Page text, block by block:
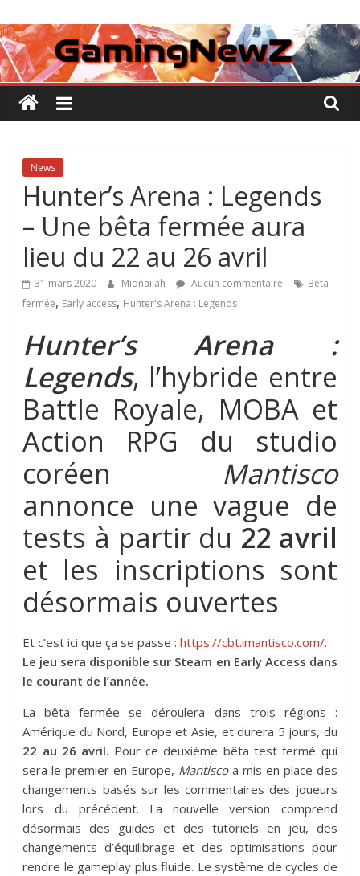
au
contenu
GamingNewZ
Tests
et
Actu
des
vidéo
News
Hunter’s Arena : Legends
– Une bêta fermée aura
lieu du 22 au 26 avril
31 mars 2020 Midnailah Aucun commentaire
Beta
fermée, Early access, Hunter's Arena : Legends
Hunter’s Arena :
Legends, l’hybride entre
Battle Royale, MOBA et
Action RPG du studio
coréen Mantisco
annonce une vague de
tests à partir du 22 avril
et les inscriptions sont
désormais ouvertes
Et c’est ici que ça se passe :https://cbt.imantisco.com/.
Le jeu sera disponible sur Steam en Early Access dans
le courant de l’année.
La bêta fermée se déroulera dans trois régions :
Amérique du Nord, Europe et Asie, et durera 5 jours, du
22 au 26 avril. Pour ce deuxième bêta test fermé qui
sera le premier en Europe, Mantiscoa mis en place des
changements basés sur les commentaires des joueurs
lors du précédent. La nouvelle version comprend
désormais des guides et des tutoriels en jeu, des
changements d’équilibrage et des optimisations pour
rendre le gameplay plus fluide. Le système de cycles de